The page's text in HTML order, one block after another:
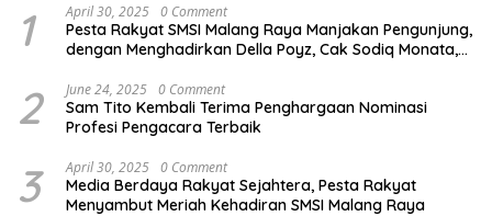
1 April 30, 2025 0 Comment
Pesta Rakyat SMSI Malang Raya Manjakan Pengunjung,
dengan Menghadirkan Della Poyz, Cak Sodiq Monata,
2 June 24, 2025 0 Comment
Sam Tito Kembali Terima Penghargaan Nominasi
Profesi Pengacara Terbaik
3 April 30, 2025 0 Comment
Media Berdaya Rakyat Sejahtera, Pesta Rakyat
Menyambut Meriah Kehadiran SMSI Malang Raya